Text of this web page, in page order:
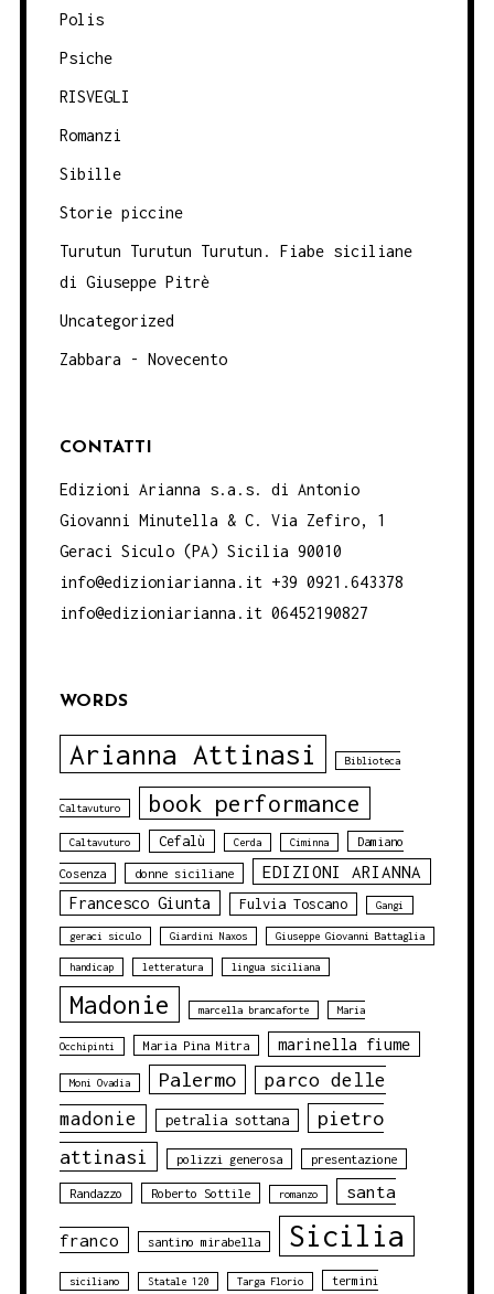
Polis
Psiche
RISVEGLI
Romanzi
Sibille
Storie piccine
Turutun Turutun Turutun. Fiabe siciliane
di Giuseppe Pitrè
Uncategorized
Zabbara - Novecento
CONTATTI
Edizioni Arianna s.a.s. di Antonio
Giovanni Minutella & C. Via Zefiro, 1
Geraci Siculo (PA) Sicilia 90010
info@edizioniarianna.it +39 0921.643378
info@edizioniarianna.it 06452190827
WORDS
Arianna Attinasi Biblioteca
Caltavuturo book performance
Caltavuturo Cefalù Cerda Ciminna Damiano
Cosenza donne siciliane EDIZIONI ARIANNA
Francesco Giunta Fulvia Toscano Gangi
geraci siculo Giardini Naxos Giuseppe Giovanni Battaglia
handicap letteratura lingua siciliana
Madonie marcella brancaforte Maria
Occhipinti Maria Pina Mitra marinella fiume
Moni Ovadia Palermo
parco delle
madonie
petralia sottana
pietro
attinasi
polizzi generosa presentazione
Randazzo Roberto Sottile romanzo santa
franco santino mirabella Sicilia
siciliano Statale 120 Targa Florio termini